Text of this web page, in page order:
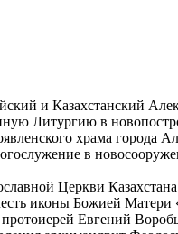
и Казахстанский
Литургию в
храма города
в
Церкви
иконы Божией Матери
Евгений